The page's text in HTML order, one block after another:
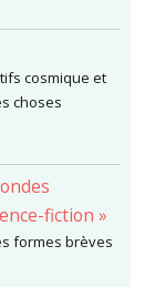
cosmique et
choses
fiction »
formes brèves